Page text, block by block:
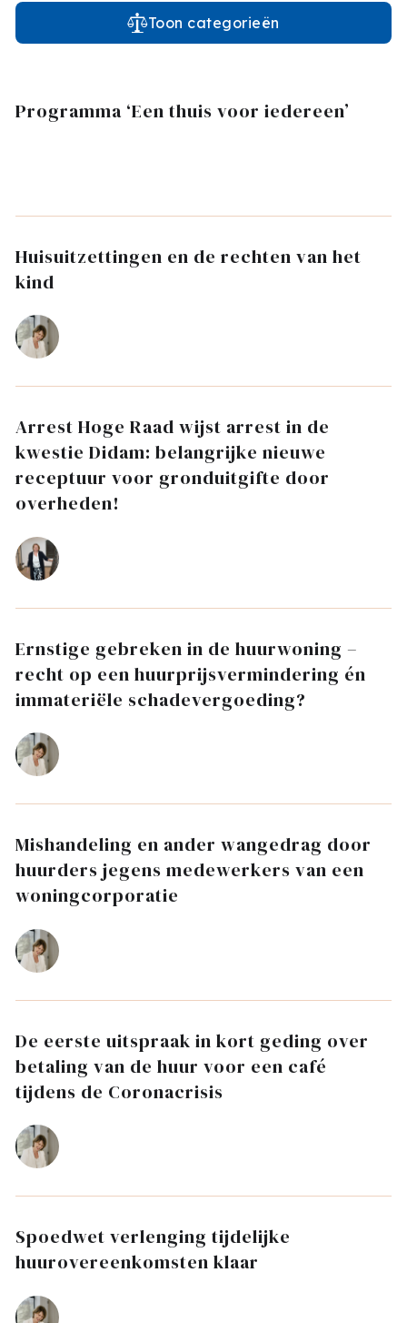
Toon categorieën
Programma ‘Een thuis voor iedereen’
Huisuitzettingen en de rechten van het
kind
Arrest Hoge Raad wijst arrest in de
kwestie Didam: belangrijke nieuwe
receptuur voor gronduitgifte door
overheden!
Ernstige gebreken in de huurwoning –
recht op een huurprijsvermindering én
immateriële schadevergoeding?
Mishandeling en ander wangedrag door
huurders jegens medewerkers van een
woningcorporatie
De eerste uitspraak in kort geding over
betaling van de huur voor een café
tijdens de Coronacrisis
Spoedwet verlenging tijdelijke
huurovereenkomsten klaar